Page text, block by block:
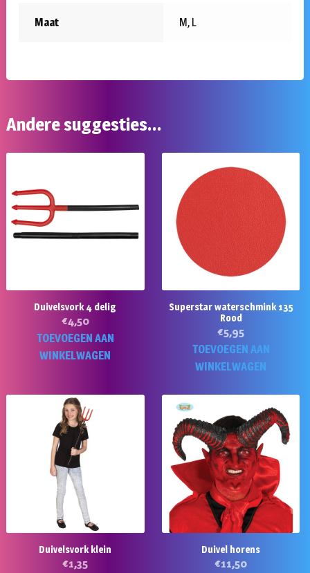
Maat M, L
Andere suggesties…
Duivelsvork 4 delig
€4,50
TOEVOEGEN AAN
WINKELWAGEN
Superstar waterschmink 135
Rood
€5,95
TOEVOEGEN AAN
WINKELWAGEN
Duivelsvork klein
€1,35
Duivel horens
€11,50